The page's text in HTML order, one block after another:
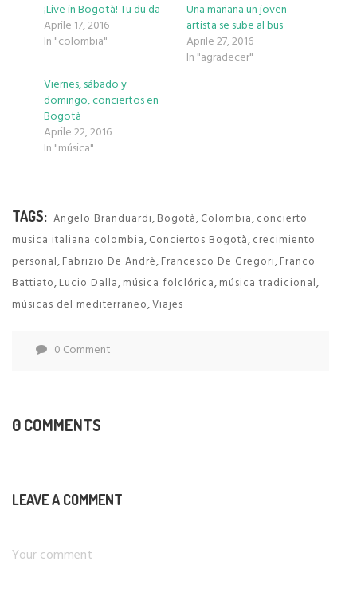
¡Live in Bogotà! Tu du da
Aprile 17, 2016
In "colombia"
Una mañana un joven
artista se sube al bus
Aprile 27, 2016
In "agradecer"
Viernes, sábado y
domingo, conciertos en
Bogotà
Aprile 22, 2016
In "música"
TAGS: Angelo Branduardi,Bogotà,Colombia,concierto
musica italiana colombia,Conciertos Bogotà,crecimiento
personal,Fabrizio De Andrè,Francesco De Gregori,Franco
Battiato,Lucio Dalla,música folclórica,música tradicional,
músicas del mediterraneo,Viajes
0 Comment
0 COMMENTS
LEAVE A COMMENT